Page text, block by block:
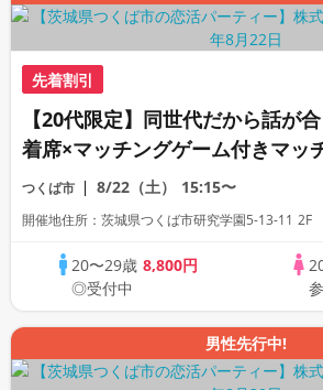
先着割引
【20代限定】同世代だから話が
着席×マッチングゲーム付きマッ
ン
つくば市 8/22（土） 15:15〜
開催地住所：茨城県つくば市研究学園5-13-11 2F
20〜29歳8,800円
◎受付中
男性先行中!